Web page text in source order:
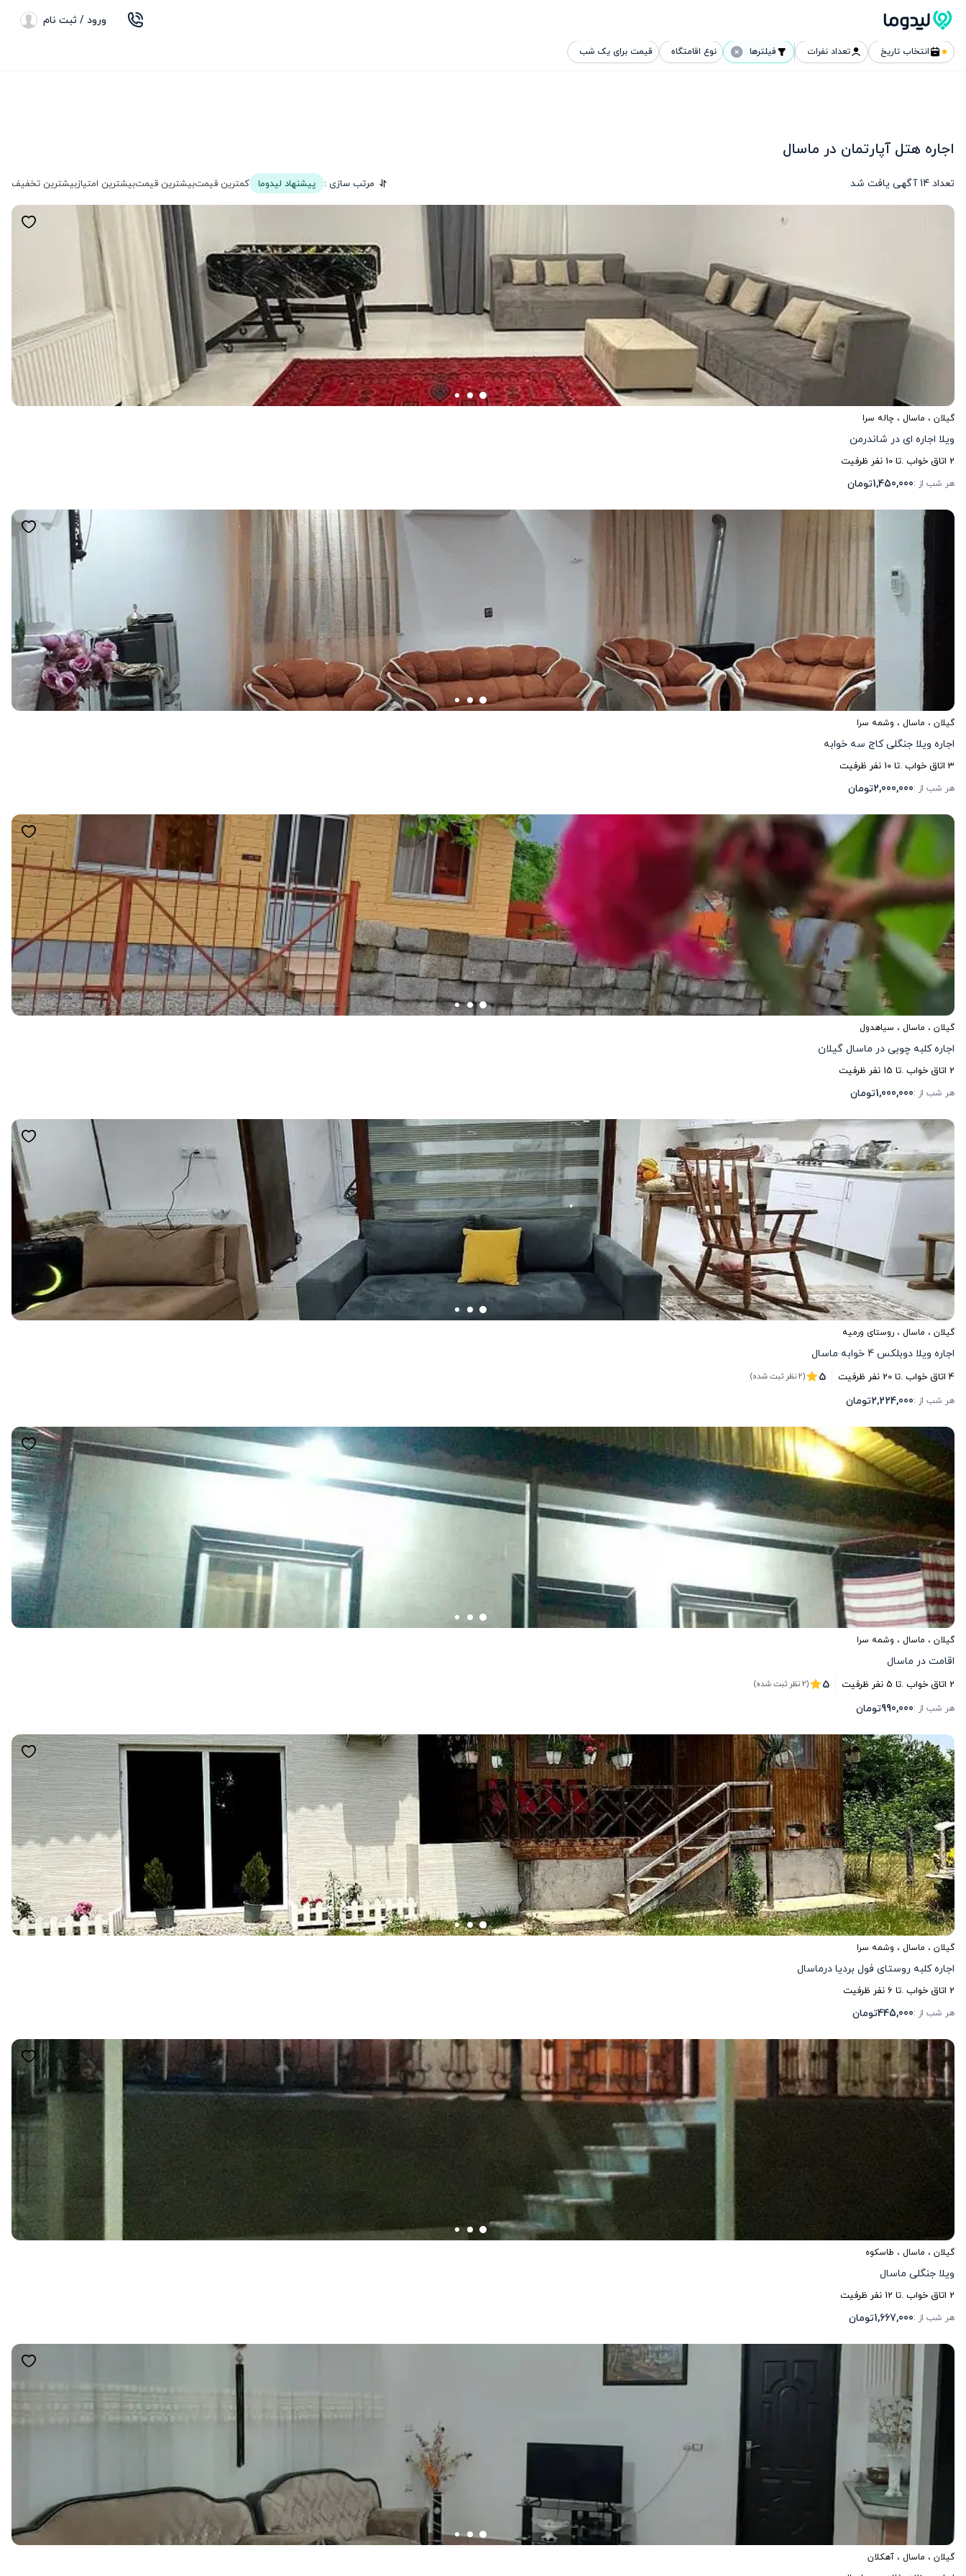
ورود / ثبت نام
انتخاب تاریخ تعداد نفرات فیلترها نوع اقامتگاه قیمت برای یک شب
اجاره هتل آپارتمان در ماسال
تعداد14آگهی یافت شد مرتب سازی : پیشنهاد لیدوما کمترین قیمتبیشترین قیمتبیشترین امتیازبیشترین تخفیف
گیلان ، ماسال ، چاله سرا
ویلا اجاره ای در شاندرمن
2 اتاق خواب .تا10 نفر ظرفیت
هر شب از :1,450,000تومان
گیلان ، ماسال ، وشمه سرا
اجاره ویلا جنگلی کاج سه خوابه
3 اتاق خواب .تا10 نفر ظرفیت
هر شب از :2,000,000تومان
گیلان ، ماسال ، سیاهدول
اجاره کلبه چوبی در ماسال گیلان
2 اتاق خواب .تا 15 نفر ظرفیت
هر شب از :1,000,000تومان
گیلان ، ماسال ، روستای ورمیه
اجاره ویلا دوبلکس 4 خوابه ماسال
4 اتاق خواب .تا20 نفر ظرفیت 5 (2 نظر ثبت شده)
هر شب از :2,224,000تومان
گیلان ، ماسال ، وشمه سرا
اقامت در ماسال
2 اتاق خواب .تا 5نفر ظرفیت 5 (2 نظر ثبت شده)
هر شب از :990,000تومان
گیلان ، ماسال ، وشمه سرا
اجاره کلبه روستای فول بردیا درماسال
2 اتاق خواب .تا 6نفر ظرفیت
هر شب از :445,000تومان
گیلان ، ماسال ، طاسکوه
ویلا جنگلی ماسال
2 اتاق خواب .تا 12 نفر ظرفیت
هر شب از :1,667,000تومان
گیلان ، ماسال ، آهکلان